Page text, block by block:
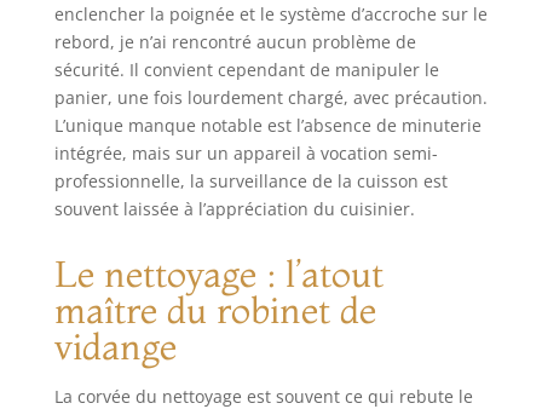
enclencher la poignée et le système d’accroche sur le
rebord, je n’ai rencontré aucun problème de
sécurité. Il convient cependant de manipuler le
panier, une fois lourdement chargé, avec précaution.
L’unique manque notable est l’absence de minuterie
intégrée, mais sur un appareil à vocation semi-
professionnelle, la surveillance de la cuisson est
souvent laissée à l’appréciation du cuisinier.
Le nettoyage : l’atout
maître du robinet de
vidange
La corvée du nettoyage est souvent ce qui rebute le